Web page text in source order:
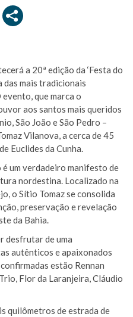
a 20ª edição da ‘Festa do
das mais tradicionais
que marca o
aos santos mais queridos
São João e São Pedro –
Vilanova, a cerca de 45
Euclides da Cunha.
um verdadeiro manifesto de
nordestina. Localizado na
o Sítio Tomaz se consolida
preservação e revelação
da Bahia.
desfrutar de uma
autênticos e apaixonados
estão Rennan
Flor da Laranjeira, Cláudio
quilômetros de estrada de